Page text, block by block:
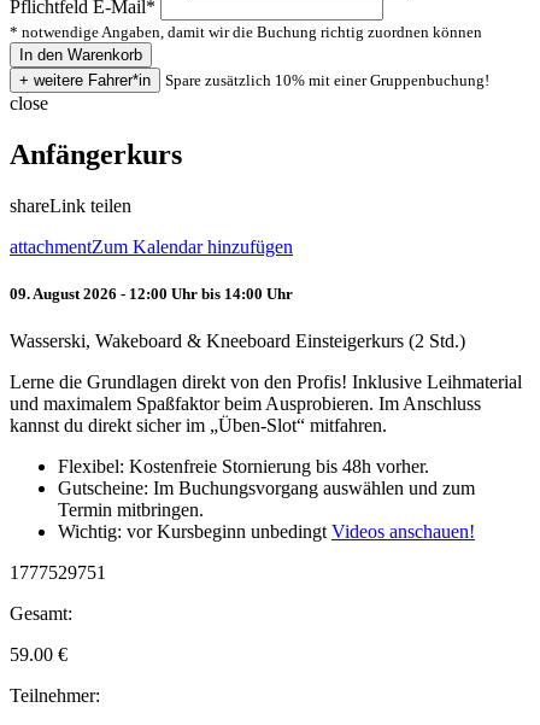
Pflichtfeld E-Mail*
* notwendige Angaben, damit wir die Buchung richtig zuordnen können
Spare zusätzlich 10% mit einer Gruppenbuchung!
close
Anfängerkurs
shareLink teilen
attachmentZum Kalendar hinzufügen
09. August 2026 - 12:00 Uhr bis 14:00 Uhr
Wasserski, Wakeboard & Kneeboard Einsteigerkurs (2 Std.)
Lerne die Grundlagen direkt von den Profis! Inklusive Leihmaterial
und maximalem Spaßfaktor beim Ausprobieren. Im Anschluss
kannst du direkt sicher im „Üben-Slot“ mitfahren.
Flexibel: Kostenfreie Stornierung bis 48h vorher.
Gutscheine: Im Buchungsvorgang auswählen und zum
Termin mitbringen.
Wichtig: vor Kursbeginn unbedingt Videos anschauen!
1777529751
Gesamt:
59.00 €
Teilnehmer: